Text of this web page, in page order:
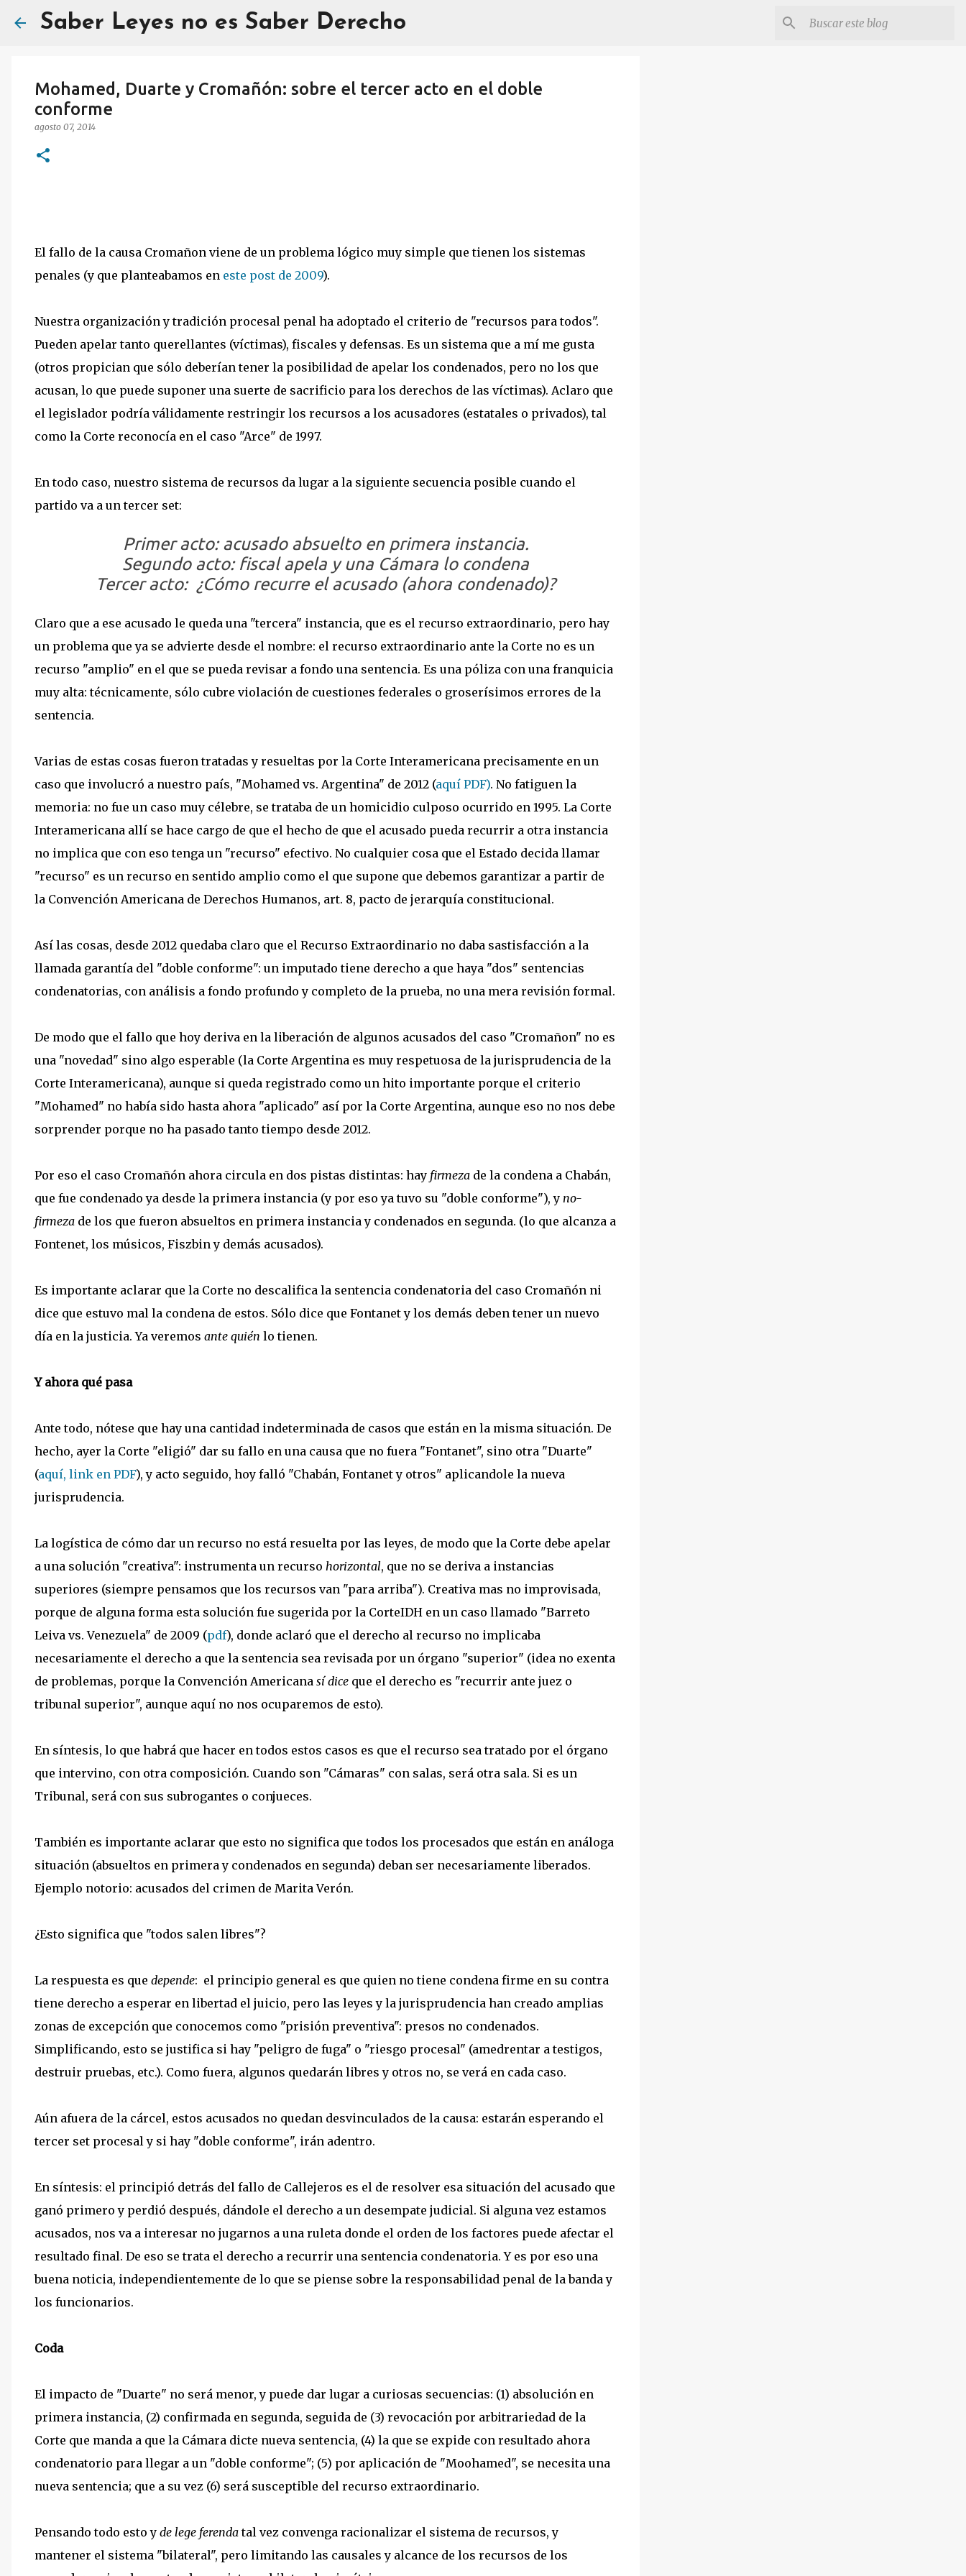
Saber Leyes no es Saber Derecho
Mohamed, Duarte y Cromañón: sobre el tercer acto en el doble
conforme
agosto 07, 2014
El fallo de la causa Cromañon viene de un problema lógico muy simple que tienen los sistemas
penales (y que planteabamos en este post de 2009).
Nuestra organización y tradición procesal penal ha adoptado el criterio de "recursos para todos".
Pueden apelar tanto querellantes (víctimas), fiscales y defensas. Es un sistema que a mí me gusta
(otros propician que sólo deberían tener la posibilidad de apelar los condenados, pero no los que
acusan, lo que puede suponer una suerte de sacrificio para los derechos de las víctimas). Aclaro que
el legislador podría válidamente restringir los recursos a los acusadores (estatales o privados), tal
como la Corte reconocía en el caso "Arce" de 1997.
En todo caso, nuestro sistema de recursos da lugar a la siguiente secuencia posible cuando el
partido va a un tercer set:
Primer acto:acusado absuelto en primera instancia.
Segundo acto: fiscal apela y una Cámara lo condena
Tercer acto: ¿Cómo recurre el acusado (ahora condenado)?
Claro que a ese acusado le queda una "tercera" instancia, que es el recurso extraordinario, pero hay
un problema que ya se advierte desde el nombre: el recurso extraordinario ante la Corte no es un
recurso "amplio" en el que se pueda revisar a fondo una sentencia. Es una póliza con una franquicia
muy alta: técnicamente, sólo cubre violación de cuestiones federales o groserísimos errores de la
sentencia.
Varias de estas cosas fueron tratadas y resueltas por la Corte Interamericana precisamente en un
caso que involucró a nuestro país, "Mohamed vs. Argentina" de 2012 (aquí PDF). No fatiguen la
memoria: no fue un caso muy célebre, se trataba de un homicidio culposo ocurrido en 1995. La Corte
Interamericana allí se hace cargo de que el hecho de que el acusado pueda recurrir a otra instancia
no implica que con eso tenga un "recurso" efectivo. No cualquier cosa que el Estado decida llamar
"recurso" es un recurso en sentido amplio como el que supone que debemos garantizar a partir de
la Convención Americana de Derechos Humanos, art. 8, pacto de jerarquía constitucional.
Así las cosas, desde 2012 quedaba claro que el Recurso Extraordinario no daba sastisfacción a la
llamada garantía del "doble conforme": un imputado tiene derecho a que haya "dos" sentencias
condenatorias, con análisis a fondo profundo y completo de la prueba, no una mera revisión formal.
De modo que el fallo que hoy deriva en la liberación de algunos acusados del caso "Cromañon" no es
una "novedad" sino algo esperable (la Corte Argentina es muy respetuosa de la jurisprudencia de la
Corte Interamericana), aunque si queda registrado como un hito importante porque el criterio
"Mohamed" no había sido hasta ahora "aplicado" así por la Corte Argentina, aunque eso no nos debe
sorprender porque no ha pasado tanto tiempo desde 2012.
Por eso el caso Cromañón ahora circula en dos pistas distintas: hay firmeza de la condena a Chabán,
que fue condenado ya desde la primera instancia (y por eso ya tuvo su "doble conforme"), y no-
firmeza de los que fueron absueltos en primera instancia y condenados en segunda. (lo que alcanza a
Fontenet, los músicos, Fiszbin y demás acusados).
Es importante aclarar que la Corte no descalifica la sentencia condenatoria del caso Cromañón ni
dice que estuvo mal la condena de estos. Sólo dice que Fontanet y los demás deben tener un nuevo
día en la justicia. Ya veremos ante quién lo tienen.
Y ahora qué pasa
Ante todo, nótese que hay una cantidad indeterminada de casos que están en la misma situación. De
hecho, ayer la Corte "eligió" dar su fallo en una causa que no fuera "Fontanet", sino otra "Duarte"
(aquí, link en PDF), y acto seguido, hoy falló "Chabán, Fontanet y otros" aplicandole la nueva
jurisprudencia.
La logística de cómo dar un recurso no está resuelta por las leyes, de modo que la Corte debe apelar
a una solución "creativa": instrumenta un recurso horizontal, que no se deriva a instancias
superiores (siempre pensamos que los recursos van "para arriba"). Creativa mas no improvisada,
porque de alguna forma esta solución fue sugerida por la CorteIDH en un caso llamado "Barreto
Leiva vs. Venezuela" de 2009 (pdf), donde aclaró que el derecho al recurso no implicaba
necesariamente el derecho a que la sentencia sea revisada por un órgano "superior" (idea no exenta
de problemas, porque la Convención Americana sí dice que el derecho es "recurrir ante juez o
tribunal superior", aunque aquí no nos ocuparemos de esto).
En síntesis, lo que habrá que hacer en todos estos casos es que el recurso sea tratado por el órgano
que intervino, con otra composición. Cuando son "Cámaras" con salas, será otra sala. Si es un
Tribunal, será con sus subrogantes o conjueces.
También es importante aclarar que esto no significa que todos los procesados que están en análoga
situación (absueltos en primera y condenados en segunda) deban ser necesariamente liberados.
Ejemplo notorio: acusados del crimen de Marita Verón.
¿Esto significa que "todos salen libres"?
La respuesta es que depende: el principio general es que quien no tiene condena firme en su contra
tiene derecho a esperar en libertad el juicio, pero las leyes y la jurisprudencia han creado amplias
zonas de excepción que conocemos como "prisión preventiva": presos no condenados.
Simplificando, esto se justifica si hay "peligro de fuga" o "riesgo procesal" (amedrentar a testigos,
destruir pruebas, etc.). Como fuera, algunos quedarán libres y otros no, se verá en cada caso.
Aún afuera de la cárcel, estos acusados no quedan desvinculados de la causa: estarán esperando el
tercer set procesal y si hay "doble conforme", irán adentro.
En síntesis: el principió detrás del fallo de Callejeros es el de resolver esa situación del acusado que
ganó primero y perdió después, dándole el derecho a un desempate judicial. Si alguna vez estamos
acusados, nos va a interesar no jugarnos a una ruleta donde el orden de los factores puede afectar el
resultado final. De eso se trata el derecho a recurrir una sentencia condenatoria. Y es por eso una
buena noticia, independientemente de lo que se piense sobre la responsabilidad penal de la banda y
los funcionarios.
Coda
El impacto de "Duarte" no será menor, y puede dar lugar a curiosas secuencias: (1) absolución en
primera instancia, (2) confirmada en segunda, seguida de (3) revocación por arbitrariedad de la
Corte que manda a que la Cámara dicte nueva sentencia, (4) la que se expide con resultado ahora
condenatorio para llegar a un "doble conforme"; (5) por aplicación de "Moohamed", se necesita una
nueva sentencia; que a su vez (6) será susceptible del recurso extraordinario.
Pensando todo esto y de lege ferendatal vez convenga racionalizar el sistema de recursos, y
mantener el sistema "bilateral", pero limitando las causales y alcance de los recursos de los